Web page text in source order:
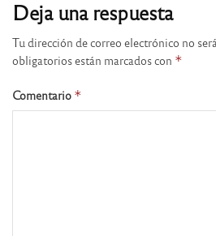
Deja una respuesta
Tu dirección de correo electrónico no
obligatorios están marcados con *
Comentario *